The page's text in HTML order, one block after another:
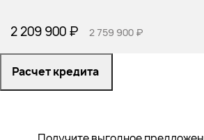
2 209 900 ₽ 2 759 900 ₽
Расчет кредита